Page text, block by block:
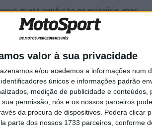
valor à sua privacidade
e/ou acedemos a informações num
únicos e informações padrão
medição de publicidade e conteúdos,
sua permissão, nós e os nossos parceiros
da procura de dispositivos. Poderá clicar
parte dos nossos 1733 parceiros, conforme
muita confusão no princípio, mas
o que os outros pilotos faziam e
estavam abrandar o ritmo, tentei
sido penalizado e que ia ter que me
uma bela corrida…”